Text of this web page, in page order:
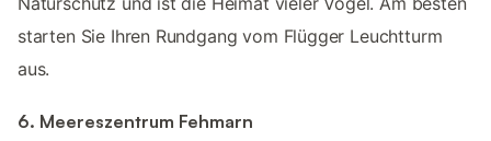
starten Sie Ihren Rundgang vom Flügger Leuchtturm
aus.
6. Meereszentrum Fehmarn